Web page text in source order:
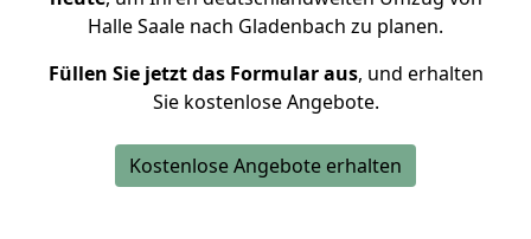
Halle Saale nach Gladenbach zu planen.
Füllen Sie jetzt das Formular aus, und erhalten
Sie kostenlose Angebote.
Kostenlose Angebote erhalten